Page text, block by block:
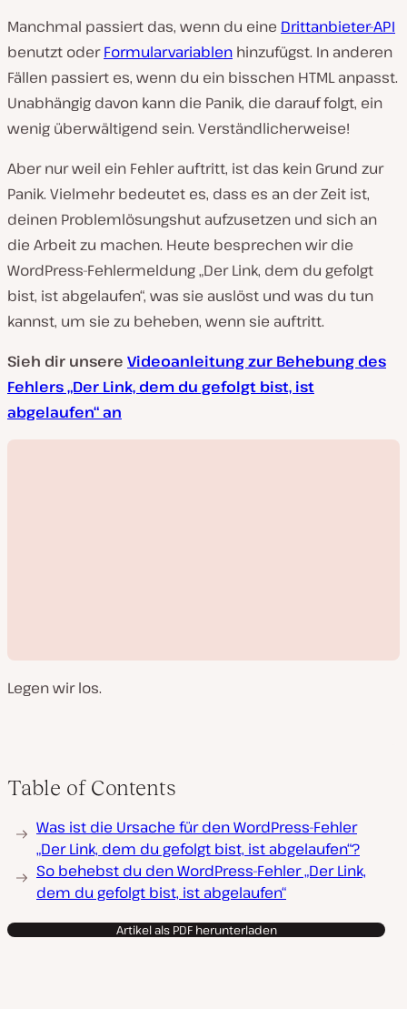
Manchmal passiert das, wenn du eine Drittanbieter-API
benutzt oderFormularvariablen hinzufügst. In anderen
Fällen passiert es, wenn du ein bisschen HTML anpasst.
Unabhängig davon kann die Panik, die darauf folgt, ein
wenig überwältigend sein. Verständlicherweise!
Aber nur weil ein Fehler auftritt, ist das kein Grund zur
Panik. Vielmehr bedeutet es, dass es an der Zeit ist,
deinen Problemlösungshut aufzusetzen und sich an
die Arbeit zu machen. Heute besprechen wir die
WordPress-Fehlermeldung „Der Link, dem du gefolgt
bist, ist abgelaufen“, was sie auslöst und was du tun
kannst, um sie zu beheben, wenn sie auftritt.
Sieh dir unsere Videoanleitung zur Behebung des
Fehlers „Der Link, dem du gefolgt bist, ist
abgelaufen“ an
o
a
b
s
p
i
l
e
Legen wir los.
Table of Contents
Was ist die Ursache für den WordPress-Fehler
„Der Link, dem du gefolgt bist, ist abgelaufen“?
So behebst du den WordPress-Fehler „Der Link,
dem du gefolgt bist, ist abgelaufen“
Artikel als PDF herunterladen